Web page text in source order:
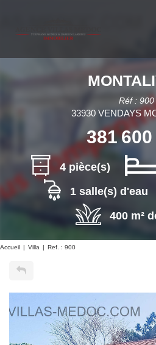
Réf : 900
33930 VENDAYS
381 600
4 pièce(s)
1 salle(s) d'eau
400 m²
Accueil Villa Ref. : 900